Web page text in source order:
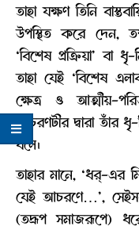
তাহা যক্ষণ তিনি
উপস্থিত করে দেন,
‘বিশেষ প্রক্রিয়া’ বা
তাহা যেই ‘বিশেষ
ক্ষেত্র ও আত্মীয়-
আচরণটীর দ্বারা তাঁর
বলে।
তাহার মানে, ‘ধর্-এর
যেই আচরণে…’,
(তদ্রূপ সমাজরূপে)